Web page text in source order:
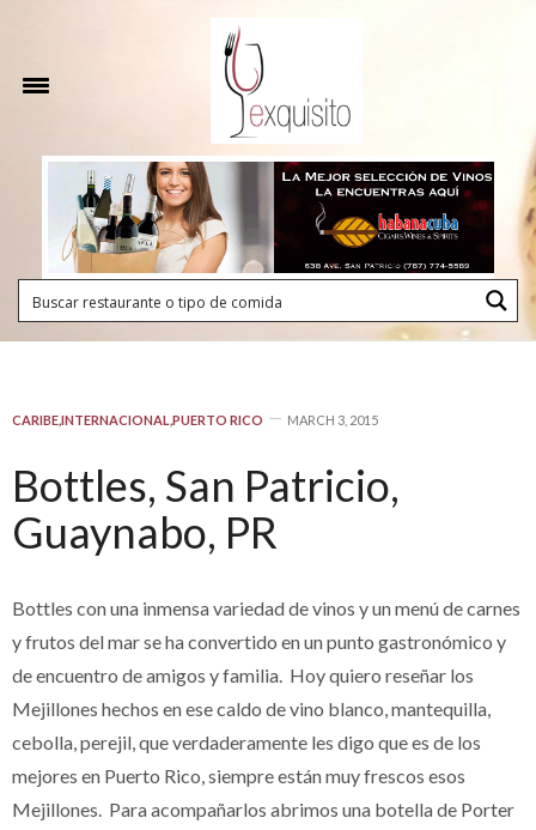
CARIBE,INTERNACIONAL,PUERTO RICO MARCH 3, 2015
Bottles, San Patricio,
Guaynabo, PR
Bottles con una inmensa variedad de vinos y un menú de carnes
y frutos del mar se ha convertido en un punto gastronómico y
de encuentro de amigos y familia. Hoy quiero reseñar los
Mejillones hechos en ese caldo de vino blanco, mantequilla,
cebolla, perejil, que verdaderamente les digo que es de los
mejores en Puerto Rico, siempre están muy frescos esos
Mejillones. Para acompañarlos abrimos una botella de Porter